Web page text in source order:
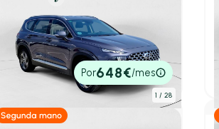
1 / 28
Hyundai Santa Fe
2.2 CRDi Maxx DCT 4x2
202239.622 km202cvAutomático
31.490€ Por648€/mes